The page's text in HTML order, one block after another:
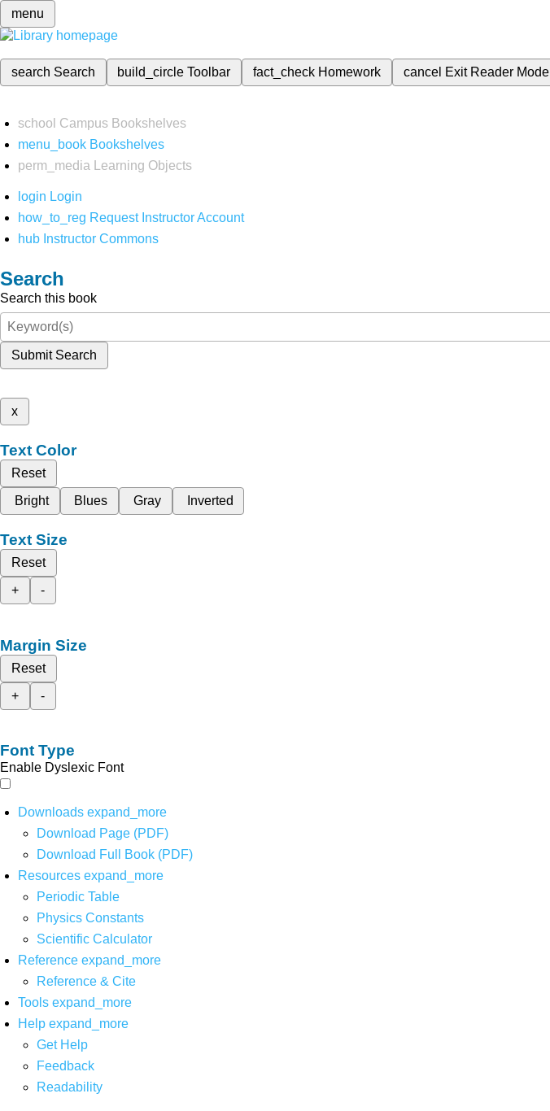
menu
search Search build_circleToolbar fact_check Homework cancel Exit Reader Mode
school Campus Bookshelves
menu_book Bookshelves
perm_media
Learning Objects
login Login
how_to_reg Request Instructor Account
hub Instructor Commons
Search
Search this book
Submit Search
x
Text Color
Reset
Bright
Blues Gray Inverted
Text Size
Reset
+
-
Margin Size
Reset
+
-
Font Type
Enable Dyslexic Font
Downloads expand_more
Download Page (PDF)
Download Full Book (PDF)
Resources expand_more
Periodic Table
Physics Constants
Scientific Calculator
Reference expand_more
Reference & Cite
Tools expand_more
Help expand_more
Get Help
Feedback
Readability